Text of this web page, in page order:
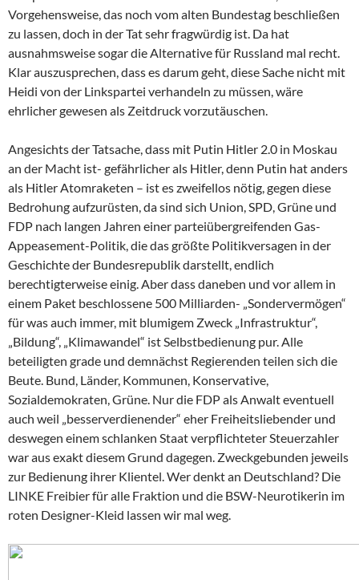
Vorgehensweise, das noch vom alten Bundestag beschließen
zu lassen, doch in der Tat sehr fragwürdig ist. Da hat
ausnahmsweise sogar die Alternative für Russland mal recht.
Klar auszusprechen, dass es darum geht, diese Sache nicht mit
Heidi von der Linkspartei verhandeln zu müssen, wäre
ehrlicher gewesen als Zeitdruck vorzutäuschen.
Angesichts der Tatsache, dass mit Putin Hitler 2.0 in Moskau
an der Macht ist- gefährlicher als Hitler, denn Putin hat anders
als Hitler Atomraketen – ist es zweifellos nötig, gegen diese
Bedrohung aufzurüsten, da sind sich Union, SPD, Grüne und
FDP nach langen Jahren einer parteiübergreifenden Gas-
Appeasement-Politik, die das größte Politikversagen in der
Geschichte der Bundesrepublik darstellt, endlich
berechtigterweise einig. Aber dass daneben und vor allem in
einem Paket beschlossene 500 Milliarden- „Sondervermögen“
für was auch immer, mit blumigem Zweck „Infrastruktur“,
„Bildung“, „Klimawandel“ ist Selbstbedienung pur. Alle
beteiligten grade und demnächst Regierenden teilen sich die
Beute. Bund, Länder, Kommunen, Konservative,
Sozialdemokraten, Grüne. Nur die FDP als Anwalt eventuell
auch weil „besserverdienender“ eher Freiheitsliebender und
deswegen einem schlanken Staat verpflichteter Steuerzahler
war aus exakt diesem Grund dagegen. Zweckgebunden jeweils
zur Bedienung ihrer Klientel. Wer denkt an Deutschland? Die
LINKE Freibier für alle Fraktion und die BSW-Neurotikerin im
roten Designer-Kleid lassen wir mal weg.